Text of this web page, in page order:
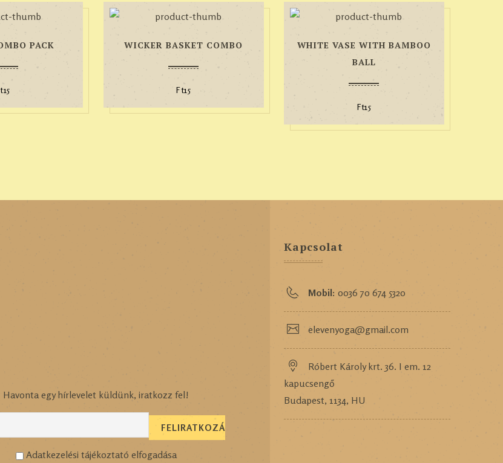
PACK
15
WICKER BASKET COMBO
Ft15
WHITE VASE WITH BAMBOO
BALL
Ft15
Havonta egy hírlevelet küldünk, iratkozz fel!
Adatkezelési tájékoztató elfogadása
Kapcsolat
Mobil: 0036 70 674 5320
elevenyoga@gmail.com
Róbert Károly krt. 36. I em. 12
kapucsengő
Budapest, 1134, HU